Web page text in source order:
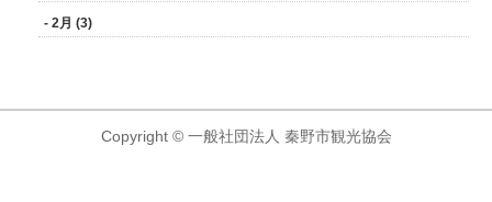
- 2月 (3)
Copyright © 一般社団法人 秦野市観光協会